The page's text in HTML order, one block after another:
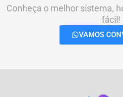
Conheça o melhor sistema,
fácil!
VAMOS